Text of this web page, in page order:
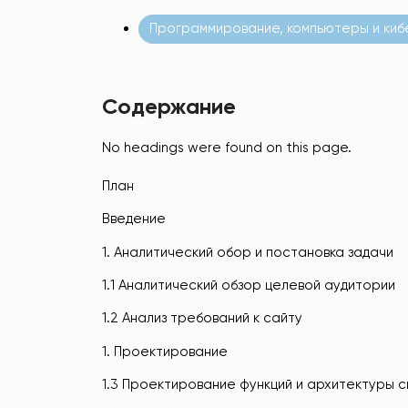
Программирование, компьютеры и
Содержание
No headings were found on this page.
План
Введение
1. Аналитический обор и постановка задачи
1.1 Аналитический обзор целевой аудитории
1.2 Анализ требований к сайту
1. Проектирование
1.3 Проектирование функций и архитектуры